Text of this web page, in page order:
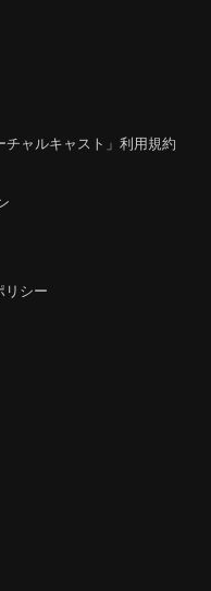
ャルキャスト」利用規約
リシー